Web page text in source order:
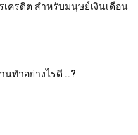
ครดิต สำหรับมนุษย์เงินเดือน
นทำอย่างไรดี ..?